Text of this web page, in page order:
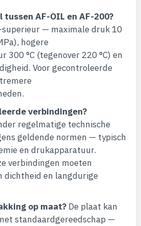
AF-OIL en AF-200?
— maximale druk 10
hogere
°C (tegenover 220 °C) en
Voor gecontroleerde
verbindingen?
regelmatige technische
geldende normen — typisch
en drukapparatuur.
verbindingen moeten
dichtheid en langdurige
op maat? De plaat kan
standaardgereedschap —